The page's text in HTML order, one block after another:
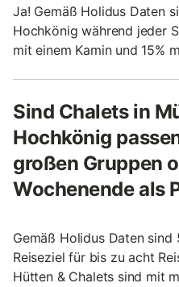
Ja! Gemäß Holidus Daten
Hochkönig während jeder
mit einem Kamin und 15%
Sind Chalets in
Hochkönig
großen Gruppen
Wochenende als
Gemäß Holidus Daten sind
Reiseziel für bis zu acht
Hütten & Chalets sind mit